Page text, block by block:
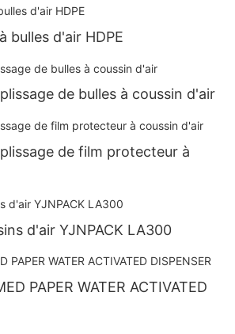
bulles d'air HDPE
de bulles à coussin d'air
de film protecteur à
d'air YJNPACK LA300
PAPER WATER ACTIVATED